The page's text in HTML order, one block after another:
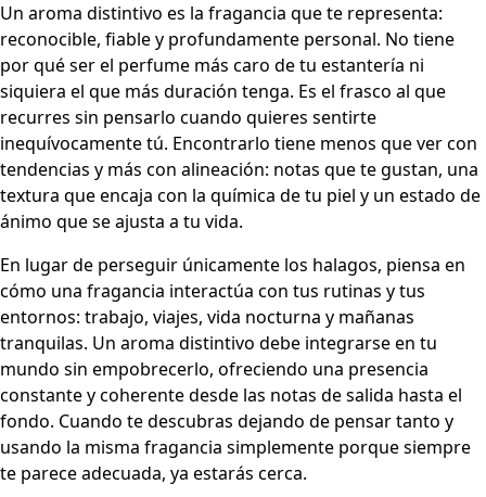
Un aroma distintivo es la fragancia que te representa:
reconocible, fiable y profundamente personal. No tiene
por qué ser el perfume más caro de tu estantería ni
siquiera el que más duración tenga. Es el frasco al que
recurres sin pensarlo cuando quieres sentirte
inequívocamente tú. Encontrarlo tiene menos que ver con
tendencias y más con alineación: notas que te gustan, una
textura que encaja con la química de tu piel y un estado de
ánimo que se ajusta a tu vida.
En lugar de perseguir únicamente los halagos, piensa en
cómo una fragancia interactúa con tus rutinas y tus
entornos: trabajo, viajes, vida nocturna y mañanas
tranquilas. Un aroma distintivo debe integrarse en tu
mundo sin empobrecerlo, ofreciendo una presencia
constante y coherente desde las notas de salida hasta el
fondo. Cuando te descubras dejando de pensar tanto y
usando la misma fragancia simplemente porque siempre
te parece adecuada, ya estarás cerca.